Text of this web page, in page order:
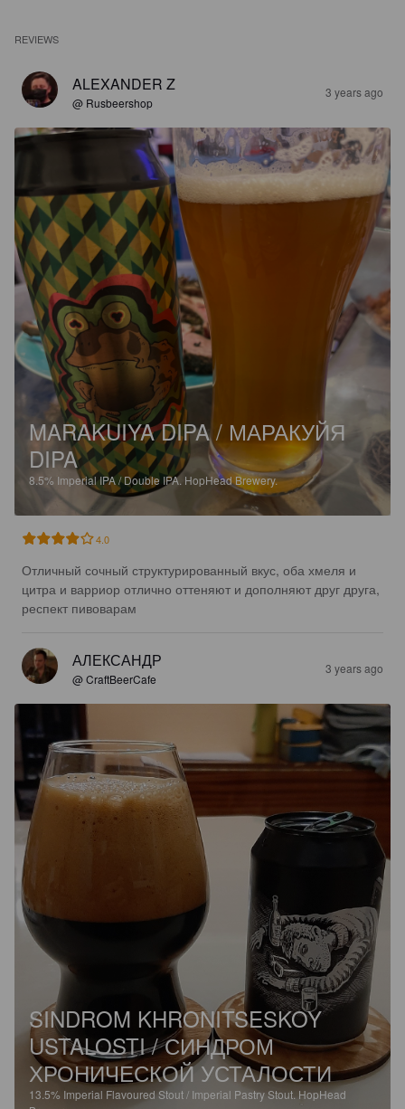
REVIEWS
ALEXANDER Z
@ Rusbeershop
3 years ago
MARAKUIYA DIPA / МАРАКУЙЯ
DIPA
8.5% Imperial IPA / Double IPA. HopHead Brewery.
4.0
Отличный сочный структурированный вкус, оба хмеля и
цитра и варриор отлично оттеняют и дополняют друг друга,
респект пивоварам
АЛЕКСАНДР
@ CraftBeerCafe
3 years ago
SINDROM KHRONITSESKOY
USTALOSTI / СИНДРОМ
ХРОНИЧЕСКОЙ УСТАЛОСТИ
13.5% Imperial Flavoured Stout / Imperial Pastry Stout. HopHead